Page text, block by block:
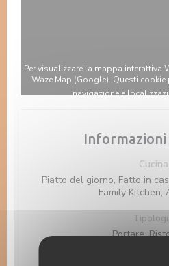
Per visualizzare la mappa interattiva
Waze Map (Google). Questi
navigazione e
Cucina
Piatto del giorno, Fatto in
Family Kitchen,
Portare,